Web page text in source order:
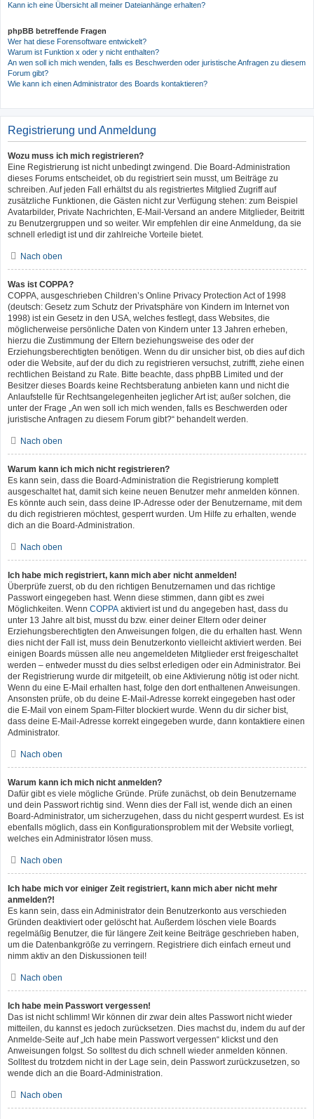
Kann ich eine Übersicht all meiner Dateianhänge erhalten?
phpBB betreffende Fragen
Wer hat diese Forensoftware entwickelt?
Warum ist Funktion x oder y nicht enthalten?
An wen soll ich mich wenden, falls es Beschwerden oder juristische Anfragen zu diesem
Forum gibt?
Wie kann ich einen Administrator des Boards kontaktieren?
Registrierung und Anmeldung
Wozu muss ich mich registrieren?
Eine Registrierung ist nicht unbedingt zwingend. Die Board-Administration
dieses Forums entscheidet, ob du registriert sein musst, um Beiträge zu
schreiben. Auf jeden Fall erhältst du als registriertes Mitglied Zugriff auf
zusätzliche Funktionen, die Gästen nicht zur Verfügung stehen: zum Beispiel
Avatarbilder, Private Nachrichten, E-Mail-Versand an andere Mitglieder, Beitritt
zu Benutzergruppen und so weiter. Wir empfehlen dir eine Anmeldung, da sie
schnell erledigt ist und dir zahlreiche Vorteile bietet.
Nach oben
Was ist COPPA?
COPPA, ausgeschrieben Children’s Online Privacy Protection Act of 1998
(deutsch: Gesetz zum Schutz der Privatsphäre von Kindern im Internet von
1998) ist ein Gesetz in den USA, welches festlegt, dass Websites, die
möglicherweise persönliche Daten von Kindern unter 13 Jahren erheben,
hierzu die Zustimmung der Eltern beziehungsweise des oder der
Erziehungsberechtigten benötigen. Wenn du dir unsicher bist, ob dies auf dich
oder die Website, auf der du dich zu registrieren versuchst, zutrifft, ziehe einen
rechtlichen Beistand zu Rate. Bitte beachte, dass phpBB Limited und der
Besitzer dieses Boards keine Rechtsberatung anbieten kann und nicht die
Anlaufstelle für Rechtsangelegenheiten jeglicher Art ist; außer solchen, die
unter der Frage „An wen soll ich mich wenden, falls es Beschwerden oder
juristische Anfragen zu diesem Forum gibt?“ behandelt werden.
Nach oben
Warum kann ich mich nicht registrieren?
Es kann sein, dass die Board-Administration die Registrierung komplett
ausgeschaltet hat, damit sich keine neuen Benutzer mehr anmelden können.
Es könnte auch sein, dass deine IP-Adresse oder der Benutzername, mit dem
du dich registrieren möchtest, gesperrt wurden. Um Hilfe zu erhalten, wende
dich an die Board-Administration.
Nach oben
Ich habe mich registriert, kann mich aber nicht anmelden!
Überprüfe zuerst, ob du den richtigen Benutzernamen und das richtige
Passwort eingegeben hast. Wenn diese stimmen, dann gibt es zwei
Möglichkeiten. Wenn COPPA aktiviert ist und du angegeben hast, dass du
unter 13 Jahre alt bist, musst du bzw. einer deiner Eltern oder deiner
Erziehungsberechtigten den Anweisungen folgen, die du erhalten hast. Wenn
dies nicht der Fall ist, muss dein Benutzerkonto vielleicht aktiviert werden. Bei
einigen Boards müssen alle neu angemeldeten Mitglieder erst freigeschaltet
werden – entweder musst du dies selbst erledigen oder ein Administrator. Bei
der Registrierung wurde dir mitgeteilt, ob eine Aktivierung nötig ist oder nicht.
Wenn du eine E-Mail erhalten hast, folge den dort enthaltenen Anweisungen.
Ansonsten prüfe, ob du deine E-Mail-Adresse korrekt eingegeben hast oder
die E-Mail von einem Spam-Filter blockiert wurde. Wenn du dir sicher bist,
dass deine E-Mail-Adresse korrekt eingegeben wurde, dann kontaktiere einen
Administrator.
Nach oben
Warum kann ich mich nicht anmelden?
Dafür gibt es viele mögliche Gründe. Prüfe zunächst, ob dein Benutzername
und dein Passwort richtig sind. Wenn dies der Fall ist, wende dich an einen
Board-Administrator, um sicherzugehen, dass du nicht gesperrt wurdest. Es ist
ebenfalls möglich, dass ein Konfigurationsproblem mit der Website vorliegt,
welches ein Administrator lösen muss.
Nach oben
Ich habe mich vor einiger Zeit registriert, kann mich aber nicht mehr
anmelden?!
Es kann sein, dass ein Administrator dein Benutzerkonto aus verschieden
Gründen deaktiviert oder gelöscht hat. Außerdem löschen viele Boards
regelmäßig Benutzer, die für längere Zeit keine Beiträge geschrieben haben,
um die Datenbankgröße zu verringern. Registriere dich einfach erneut und
nimm aktiv an den Diskussionen teil!
Nach oben
Ich habe mein Passwort vergessen!
Das ist nicht schlimm! Wir können dir zwar dein altes Passwort nicht wieder
mitteilen, du kannst es jedoch zurücksetzen. Dies machst du, indem du auf der
Anmelde-Seite auf „Ich habe mein Passwort vergessen“ klickst und den
Anweisungen folgst. So solltest du dich schnell wieder anmelden können.
Solltest du trotzdem nicht in der Lage sein, dein Passwort zurückzusetzen, so
wende dich an die Board-Administration.
Nach oben